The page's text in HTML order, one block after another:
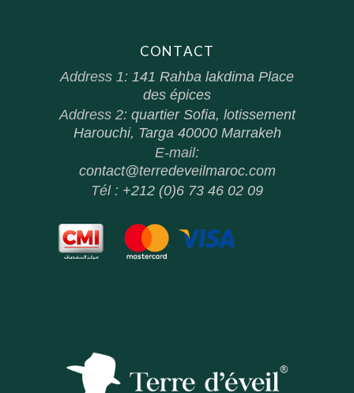
CONTACT
Address 1: 141 Rahba lakdima Place
des épices
Address 2: quartier Sofia, lotissement
Harouchi, Targa 40000 Marrakeh
E-mail:
contact@terredeveilmaroc.com
Tél : +212 (0)6 73 46 02 09